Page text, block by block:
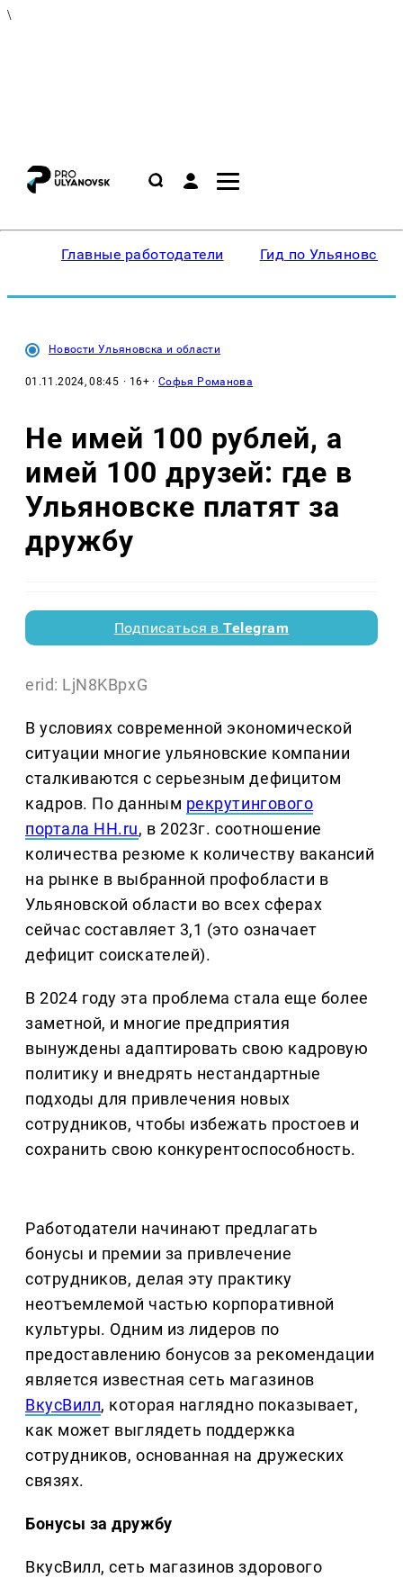
\
Главные работодатели Гид по Ульяновску
Новости Ульяновска и области
01.11.2024, 08:45 · 16+ ·Софья Романова
Не имей 100 рублей, а
имей 100 друзей: где в
Ульяновске платят за
дружбу
Подписаться вTelegram
erid: LjN8KBpxG
В условиях современной экономической
ситуации многие ульяновские компании
сталкиваются с серьезным дефицитом
кадров. По данным рекрутингового
портала HH.ru, в 2023г. соотношение
количества резюме к количеству вакансий
на рынке в выбранной профобласти в
Ульяновской области во всех сферах
сейчас составляет 3,1 (это означает
дефицит соискателей).
В 2024 году эта проблема стала еще более
заметной, и многие предприятия
вынуждены адаптировать свою кадровую
политику и внедрять нестандартные
подходы для привлечения новых
сотрудников, чтобы избежать простоев и
сохранить свою конкурентоспособность.
Работодатели начинают предлагать
бонусы и премии за привлечение
сотрудников, делая эту практику
неотъемлемой частью корпоративной
культуры. Одним из лидеров по
предоставлению бонусов за рекомендации
является известная сеть магазинов
ВкусВилл, которая наглядно показывает,
как может выглядеть поддержка
сотрудников, основанная на дружеских
связях.
Бонусы за дружбу
ВкусВилл, сеть магазинов здорового